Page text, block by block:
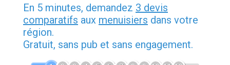
En 5 minutes, demandez 3 devis
comparatifs aux menuisiers dans votre
région.
Gratuit, sans pub et sans engagement.